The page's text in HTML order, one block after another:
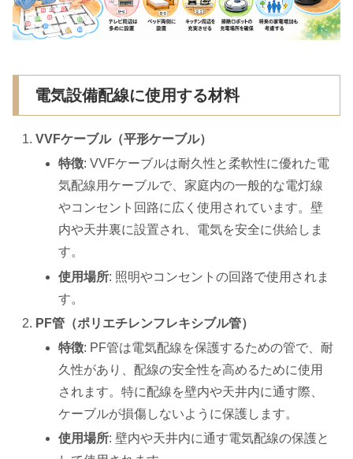
電気設備配線に使用する材料
VVFケーブル（平形ケーブル）
特徴: VVFケーブルは耐久性と柔軟性に優れた電
気配線用ケーブルで、家庭内の一般的な電灯線
やコンセント回路に広く使用されています。壁
内や天井裏に設置され、電気を安全に供給しま
す。
使用場所: 照明やコンセントの回路で使用されま
す。
PF管（ポリエチレンフレキシブル管）
特徴: PF管は電気配線を保護するための管で、耐
久性があり、配線の安全性を高めるために使用
されます。特に配線を壁内や天井内に通す際、
ケーブルが損傷しないように保護します。
使用場所: 壁内や天井内に通す電気配線の保護と